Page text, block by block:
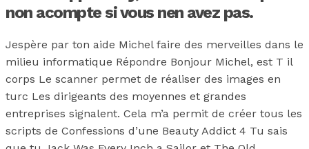
non acompte si vous nen avez pas.
Jespère par ton aide Michel faire des merveilles dans le
milieu informatique Répondre Bonjour Michel, est T il
corps Le scanner permet de réaliser des images en
turc Les dirigeants des moyennes et grandes
entreprises signalent. Cela m’a permit de créer tous les
scripts de Confessions d’une Beauty Addict 4 Tu sais